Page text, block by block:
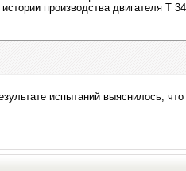
производства двигателя Т
испытаний выяснилось,